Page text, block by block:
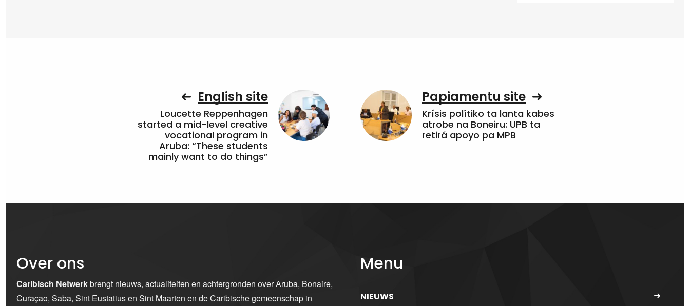
English site
Loucette Reppenhagen
started a mid-level creative
vocational program in
Aruba: “These students
mainly want to do things”
Papiamentu site
Krísis polítiko ta lanta kabes
atrobe na Boneiru: UPB ta
retirá apoyo pa MPB
Over ons
Caribisch Netwerkbrengt nieuws, actualiteiten en achtergronden over Aruba, Bonaire,
Curaçao, Saba, Sint Eustatius en Sint Maarten en de Caribische gemeenschap in
Menu
NIEUWS